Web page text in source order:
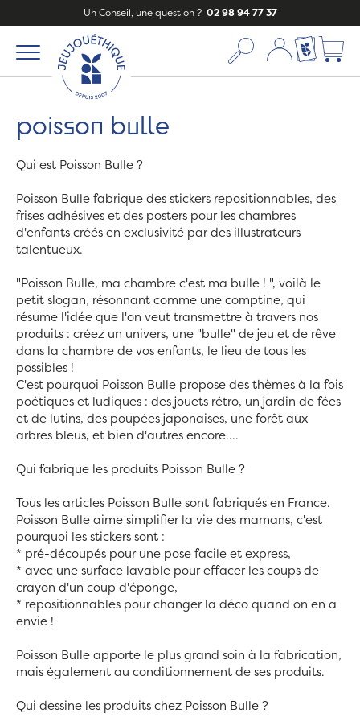
Un Conseil, une question ? 02 98 94 77 37
Mon compte
Ma liste
poisson bulle
Qui est Poisson Bulle ?
Poisson Bulle fabrique des stickers repositionnables, des
frises adhésives et des posters pour les chambres
d'enfants créés en exclusivité par des illustrateurs
talentueux.
"Poisson Bulle, ma chambre c'est ma bulle ! ", voilà le
petit slogan, résonnant comme une comptine, qui
résume l'idée que l'on veut transmettre à travers nos
produits : créez un univers, une "bulle" de jeu et de rêve
dans la chambre de vos enfants, le lieu de tous les
possibles !
C'est pourquoi Poisson Bulle propose des thèmes à la fois
poétiques et ludiques : des jouets rétro, un jardin de fées
et de lutins, des poupées japonaises, une forêt aux
arbres bleus, et bien d'autres encore....
Qui fabrique les produits Poisson Bulle ?
Tous les articles Poisson Bulle sont fabriqués en France.
Poisson Bulle aime simplifier la vie des mamans, c'est
pourquoi les stickers sont :
* pré-découpés pour une pose facile et express,
* avec une surface lavable pour effacer les coups de
crayon d'un coup d'éponge,
* repositionnables pour changer la déco quand on en a
envie !
Poisson Bulle apporte le plus grand soin à la fabrication,
mais également au conditionnement de ses produits.
Qui dessine les produits chez Poisson Bulle ?